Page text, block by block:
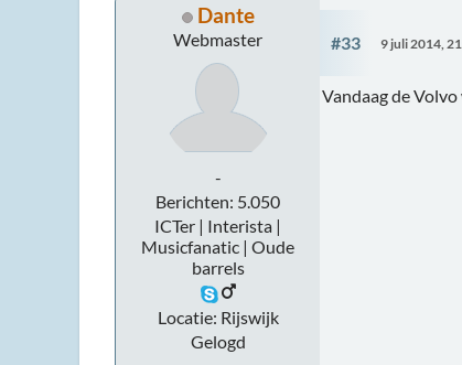
Dante
Webmaster
-
Berichten: 5.050
ICTer | Interista |
Musicfanatic | Oude
barrels
Locatie: Rijswijk
Gelogd
#33 9 juli 2014,
Vandaag de